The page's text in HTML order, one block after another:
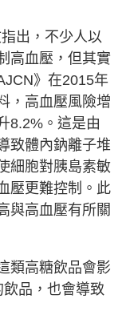
出，不少人以
高血壓，但其實
》在2015年
，高血壓風險增
8.2%。這是由
致體內鈉離子堆
細胞對胰島素敏
壓更難控制。此
與高血壓有所關
類高糖飲品會影
品，也會導致